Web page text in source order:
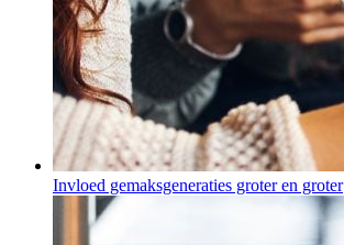
Invloed gemaksgeneraties groter en groter